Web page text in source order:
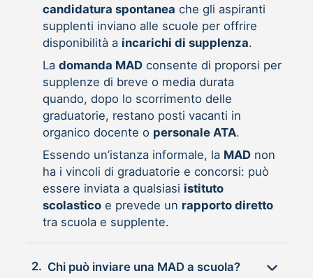
candidatura spontanea che gli aspiranti
supplenti inviano alle scuole per offrire
disponibilità a incarichi di supplenza.
La domanda MADconsente di proporsi per
supplenze di breve o media durata
quando, dopo lo scorrimento delle
graduatorie, restano posti vacanti in
organico docente o personale ATA.
Essendo un’istanza informale, la MADnon
ha i vincoli di graduatorie e concorsi: può
essere inviata a qualsiasi istituto
scolasticoe prevede un rapporto diretto
tra scuola e supplente.
2. Chi può inviare una MAD a scuola?